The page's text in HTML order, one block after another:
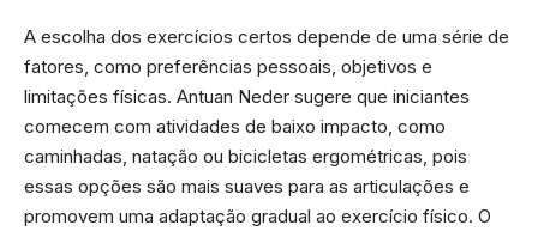
A escolha dos exercícios certos depende de uma série de
fatores, como preferências pessoais, objetivos e
limitações físicas. Antuan Neder sugere que iniciantes
comecem com atividades de baixo impacto, como
caminhadas, natação ou bicicletas ergométricas, pois
essas opções são mais suaves para as articulações e
promovem uma adaptação gradual ao exercício físico. O